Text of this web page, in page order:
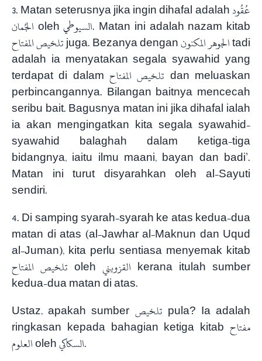
3. Matan seterusnya jika ingin dihafal adalah عُقُود
الجُمان oleh السيوطي. Matan ini adalah nazam kitab
تلخيص المفتاح juga. Bezanya dengan الجوهر المكنون tadi
adalah ia menyatakan segala syawahid yang
terdapat di dalam تلخيص المفتاح dan meluaskan
perbincangannya. Bilangan baitnya mencecah
seribu bait. Bagusnya matan ini jika dihafal ialah
ia akan mengingatkan kita segala syawahid-
syawahid balaghah dalam ketiga-tiga
bidangnya, iaitu ilmu maani, bayan dan badi’.
Matan ini turut disyarahkan oleh al-Sayuti
sendiri.
4. Di samping syarah-syarah ke atas kedua-dua
matan di atas (al-Jawhar al-Maknun dan Uqud
al-Juman), kita perlu sentiasa menyemak kitab
تلخيص المفتاح oleh القزويني kerana itulah sumber
kedua-dua matan di atas.
Ustaz, apakah sumber تلخيص pula? Ia adalah
ringkasan kepada bahagian ketiga kitab مفتاح
العلوم oleh السكاكي.